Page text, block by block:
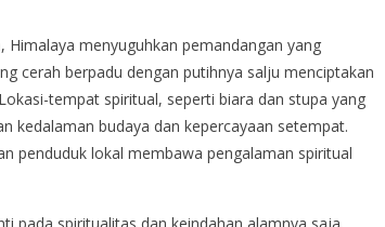
menyuguhkan pemandangan yang
cerah berpadu dengan putihnya salju menciptakan
tempat spiritual, seperti biara dan stupa yang
kedalaman budaya dan kepercayaan setempat.
penduduk lokal membawa pengalaman spiritual